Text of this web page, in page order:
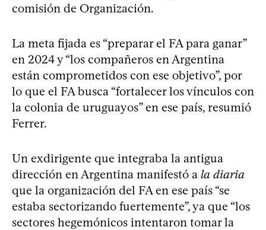
comisión de Organización.
La meta fijada es “preparar el FA para ganar”
en 2024 y “los compañeros en Argentina
están comprometidos con ese objetivo”, por
lo que el FA busca “fortalecer los vínculos con
la colonia de uruguayos” en ese país, resumió
Ferrer.
Un exdirigente que integraba la antigua
dirección en Argentina manifestó a la diaria
que la organización del FA en ese país “se
estaba sectorizando fuertemente”, ya que “los
sectores hegemónicos intentaron tomar la